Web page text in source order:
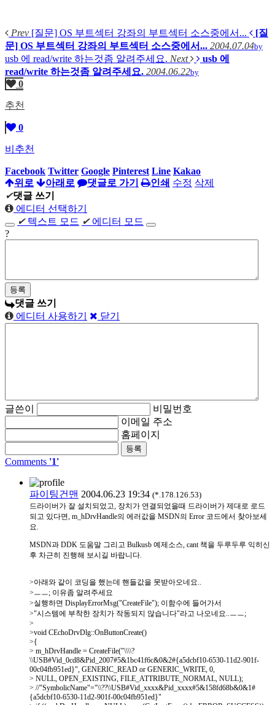
Prev [질문] OS 부트섹터 강좌의 부트섹터 소스중에서...
[질
문] OS 부트섹터 강좌의 부트섹터 소스중에서... 2004.07.04by
usb 에 read/write 하는것좀 알려주세요. Next
usb 에
read/write 하는것좀 알려주세요. 2004.06.22by
0
추천
0
비추천
Facebook Twitter Google Pinterest Line Kakao
위로
아래로 댓글로 가기 인쇄 수정 삭제
✔댓글 쓰기
에디터 선택하기
✔ 텍스트 모드 ✔ 에디터 모드
?
댓글 쓰기
에디터 사용하기
닫기
글쓴이
비밀번호
이메일 주소
홈페이지
Comments '1'
파이팅건맨 2004.06.23 19:34 (*.178.126.53)
드라이버가 잘 설치되었고, 장치가 연결되었을때 드라이버가 제대로 로드
되고 있다면, m_hDrvHandle의 에러값을 MSDN의 Error 코드에서 찾아보세
요.
MSDN과 DDK 도움말 그리고 Bulkusb 예제소스, cant 책을 두루두루 익히신
후 차근히 진행해 보시길 바랍니다.
>아래와 같이 코딩을 했는데 핸들값을 못받아오네요..
>ㅡㅡ; 이유좀 알려주세요
>실행하면 DisplayErrorMsg("CreateFile"); 이함수에 들어가서
>"시스템에 부착한 장치가 작동되지 않습니다"라고 나오네요..ㅡㅡ;
>
>void CEchoDrvDlg::OnButtonCreate()
>{
> m_hDrvHandle = CreateFile("\\\\?
\\USB#Vid_0cd8&Pid_2007#5&1bc41f6c&0&2#{a5dcbf10-6530-11d2-901f-
00c04fb951ed}", GENERIC_READ or GENERIC_WRITE, 0,
> NULL, OPEN_EXISTING, FILE_ATTRIBUTE_NORMAL, NULL);
> //"SymbolicName"="\\??\\USB#Vid_xxxx&Pid_xxxx#5&158fd68b&0&1#
{a5dcbf10-6530-11d2-901f-00c04fb951ed}"